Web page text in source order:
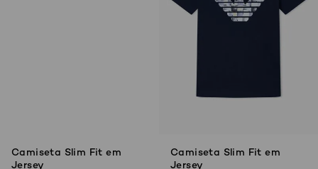
Camiseta Slim Fit em
Jersey
Camiseta Slim Fit em
Jersey